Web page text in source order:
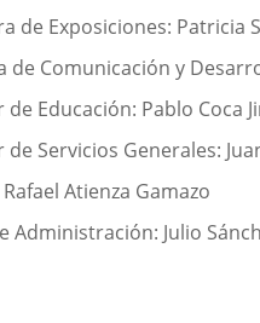
de Exposiciones: Patricia
de Comunicación y
Educación: Pablo Coca
Servicios Generales:
Atienza Gamazo
Administración: Julio